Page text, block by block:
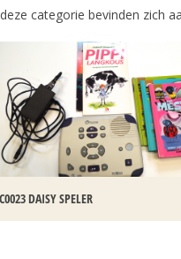
categorie bevinden zich
C0023 DAISY SPELER